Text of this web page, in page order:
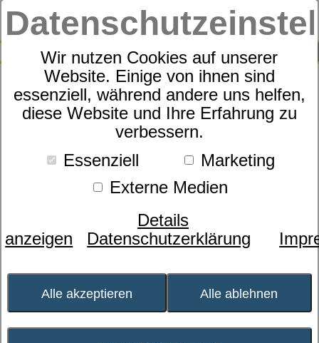
Wir nutzen Cookies auf unserer
Website. Einige von ihnen sind
essenziell, während andere uns helfen,
diese Website und Ihre Erfahrung zu
verbessern.
Essenziell
Marketing
Externe Medien
Details
anzeigen
Datenschutzerklärung
Alle akzeptieren Alle ablehnen
SUCHE
0
Schaummatratze
dormabell Innova Air C 20